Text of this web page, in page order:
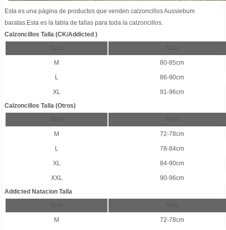
Esta es una página de productos que venden calzoncillos Aussiebum
baratas .Esta es la tabla de tallas para toda la calzoncillos.
Calzoncillos Talla (CK/Addicted )
M 80-85cm
L 86-90cm
XL
91-96cm
Calzoncillos Talla (Otros)
M 72-78cm
L 78-84cm
XL 84-90cm
XXL
90-96cm
Addicted Natacion Talla
M 72-78cm